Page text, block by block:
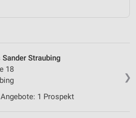
❯
Straubing
18
1 Prospekt